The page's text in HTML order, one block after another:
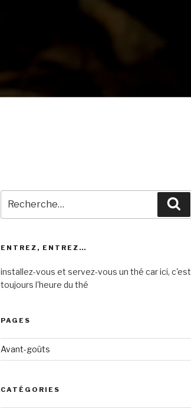
pour
:
ENTREZ, ENTREZ…
installez-vous et servez-vous un thé car ici, c'est
toujours l'heure du thé
PAGES
Avant-goûts
CATÉGORIES